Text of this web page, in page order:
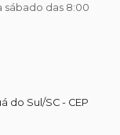
sábado das 8:00
do Sul/SC - CEP